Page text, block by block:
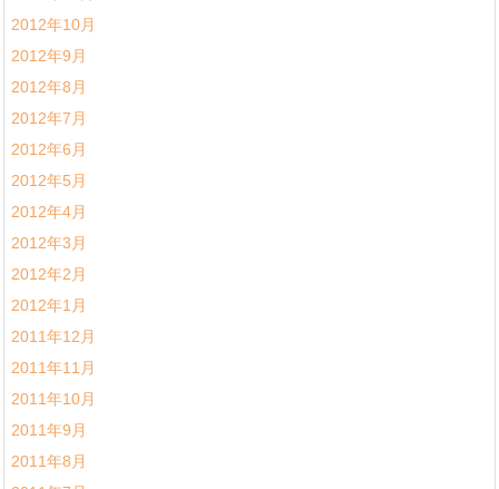
2012年10月
2012年9月
2012年8月
2012年7月
2012年6月
2012年5月
2012年4月
2012年3月
2012年2月
2012年1月
2011年12月
2011年11月
2011年10月
2011年9月
2011年8月